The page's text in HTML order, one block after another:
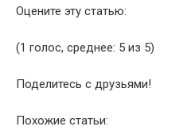
Оцените эту статью:
(1 голос, среднее: 5 из 5)
Поделитесь с друзьями!
Похожие статьи: